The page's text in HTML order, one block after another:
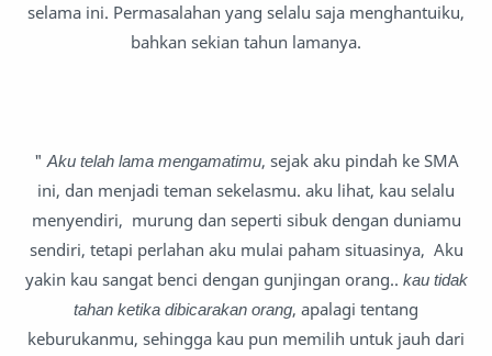
selama ini. Permasalahan yang selalu saja menghantuiku,
bahkan sekian tahun lamanya.
"Aku telah lama mengamatimu, sejak aku pindah ke SMA
ini, dan menjadi teman sekelasmu. aku lihat, kau selalu
menyendiri, murung dan seperti sibuk dengan duniamu
sendiri, tetapi perlahan aku mulai paham situasinya, Aku
yakin kau sangat benci dengan gunjingan orang.. kau tidak
tahan ketika dibicarakan orang, apalagi tentang
keburukanmu, sehingga kau pun memilih untuk jauh dari